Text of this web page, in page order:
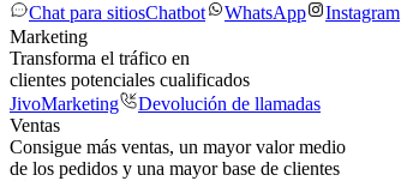
Chat para sitiosChatbot WhatsApp Instagram
Marketing
Transforma el tráfico en
clientes potenciales cualificados
JivoMarketing
Devolución de llamadas
Ventas
Consigue más ventas, un mayor valor medio
de los pedidos y una mayor base de clientes